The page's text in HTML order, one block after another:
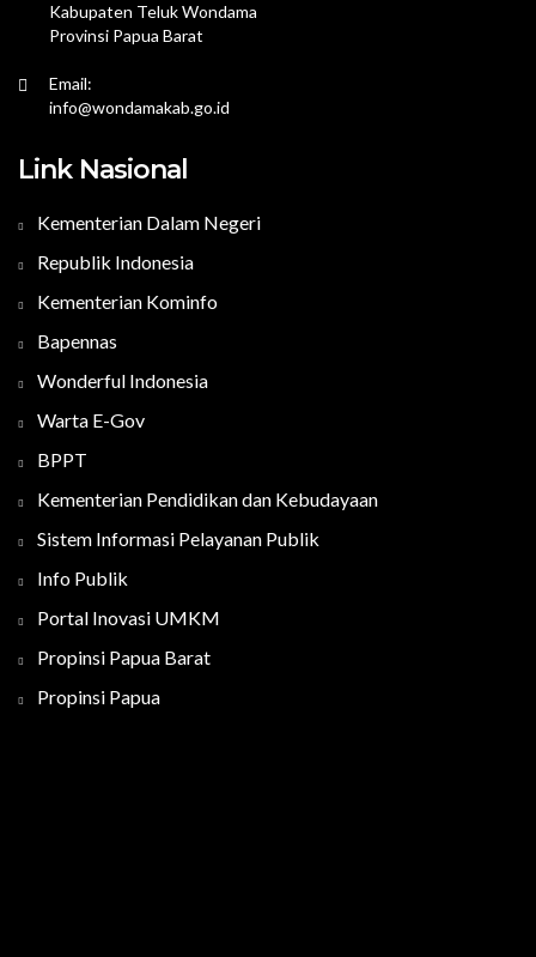
Kabupaten Teluk Wondama
Provinsi Papua Barat
Email:
info@wondamakab.go.id
Link Nasional
Kementerian Dalam Negeri
Republik Indonesia
Kementerian Kominfo
Bapennas
Wonderful Indonesia
Warta E-Gov
BPPT
Kementerian Pendidikan dan Kebudayaan
Sistem Informasi Pelayanan Publik
Info Publik
Portal Inovasi UMKM
Propinsi Papua Barat
Propinsi Papua